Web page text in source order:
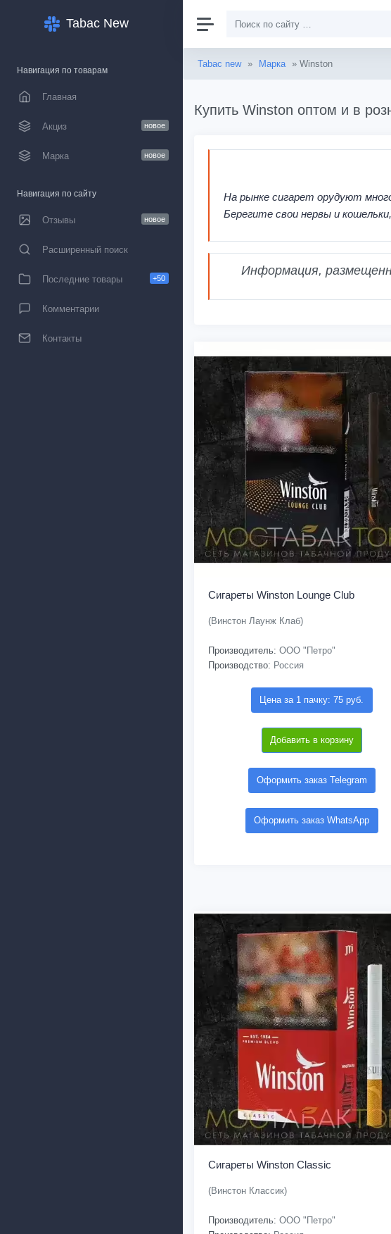
Tabac New
Навигация по товарам
Главная
Акциз новое
Марка новое
Навигация по сайту
Отзывы новое
Расширенный поиск
Последние товары +50
Комментарии
Контакты
Tabac new » Марка » Winston
Купить Winston оптом и в
На рынке сигарет орудуют
Берегите свои нервы и
Информация,
Сигареты Winston Lounge Club
(Винстон Лаунж Клаб)
Производитель: ООО "Петро"
Производство: Россия
Цена за 1 пачку: 75 руб.
Добавить в корзину
Оформить заказ Telegram
Оформить заказ WhatsApp
Сигареты Winston Classic
(Винстон Классик)
Производитель: ООО "Петро"